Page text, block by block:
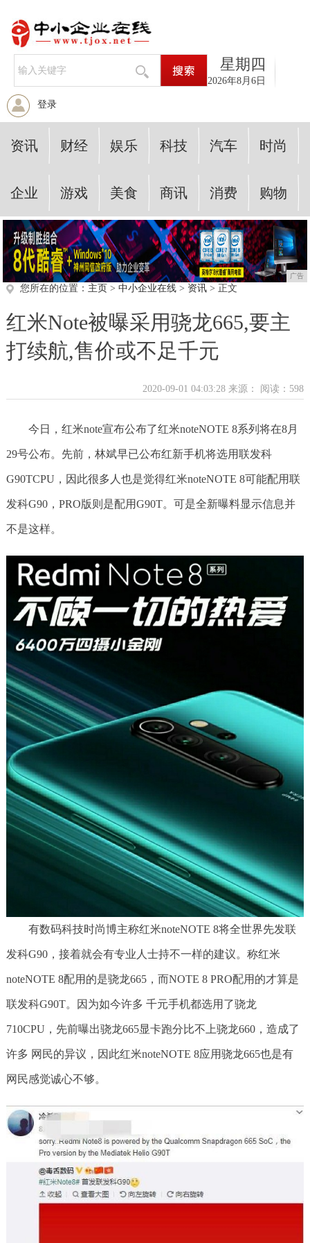
星期四
2026年8月6日
登录
资讯 财经 娱乐 科技 汽车 时尚
企业 游戏 美食 商讯 消费 购物
广告
您所在的位置： 主页 > 中小企业在线> 资讯> 正文
红米Note被曝采用骁龙665,要主
打续航,售价或不足千元
2020-09-01 04:03:28 来源： 阅读：598
今日，红米note宣布公布了红米noteNOTE 8系列将在8月
29号公布。先前，林斌早已公布红新手机将选用联发科
G90TCPU，因此很多人也是觉得红米noteNOTE 8可能配用联
发科G90，PRO版则是配用G90T。可是全新曝料显示信息并
不是这样。
有数码科技时尚博主称红米noteNOTE 8将全世界先发联
发科G90，接着就会有专业人士持不一样的建议。称红米
noteNOTE 8配用的是骁龙665，而NOTE 8 PRO配用的才算是
联发科G90T。因为如今许多 千元手机都选用了骁龙
710CPU，先前曝出骁龙665显卡跑分比不上骁龙660，造成了
许多 网民的异议，因此红米noteNOTE 8应用骁龙665也是有
网民感觉诚心不够。